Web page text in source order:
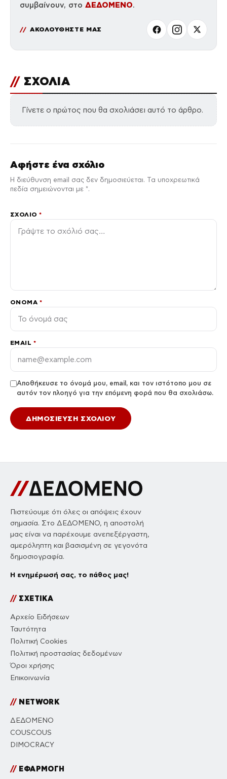
συμβαίνουν, στο ΔΕΔΟΜΕΝΟ.
ΑΚΟΛΟΥΘΗΣΤΕ ΜΑΣ
// ΣΧΟΛΙΑ
Γίνετε ο πρώτος που θα σχολιάσει αυτό το άρθρο.
Αφήστε ένα σχόλιο
Η διεύθυνση email σας δεν δημοσιεύεται. Τα υποχρεωτικά
πεδία σημειώνονται με *.
ΣΧΌΛΙΟ*
ΌΝΟΜΑ *
EMAIL *
Αποθήκευσε το όνομά μου, email, και τον ιστότοπο μου σε
αυτόν τον πλοηγό για την επόμενη φορά που θα σχολιάσω.
Πιστεύουμε ότι όλες οι απόψεις έχουν
σημασία. Στο ΔΕΔΟΜΕΝΟ, η αποστολή
μας είναι να παρέχουμε ανεπεξέργαστη,
αμερόληπτη και βασισμένη σε γεγονότα
δημοσιογραφία.
Η ενημέρωσή σας, το πάθος μας!
//ΣΧΕΤΙΚΑ
Αρχείο Ειδήσεων
Ταυτότητα
Πολιτική Cookies
Πολιτική προστασίας δεδομένων
Όροι χρήσης
Επικοινωνία
//NETWORK
ΔΕΔΟΜΕΝΟ
COUSCOUS
DIMOCRACY
//ΕΦΑΡΜΟΓΗ